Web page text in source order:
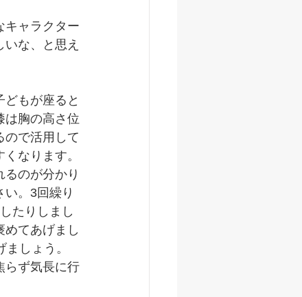
キャラクター
な、と思え
もが座ると
は胸の高さ位
ので活用して
なります。
のが分かり
。3回繰り
たりしまし
めてあげまし
しょう。
らず気長に行